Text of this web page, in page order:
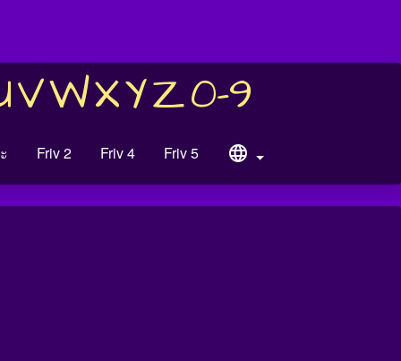
VWXYZ0-9
Friv 2 Friv 4 Friv 5 language